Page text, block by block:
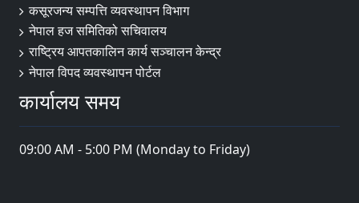
कसूरजन्य सम्पत्ति व्यवस्थापन विभाग
नेपाल हज समितिको सचिवालय
राष्ट्रिय आपतकालिन कार्य सञ्चालन केन्द्र
नेपाल विपद व्यवस्थापन पोर्टल
कार्यालय समय
09:00 AM - 5:00 PM (Monday to Friday)